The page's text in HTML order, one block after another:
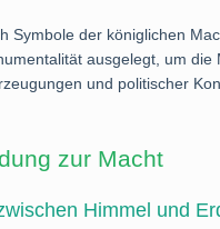
der königlichen
ausgelegt, um
und politischer
zur Macht
Himmel und